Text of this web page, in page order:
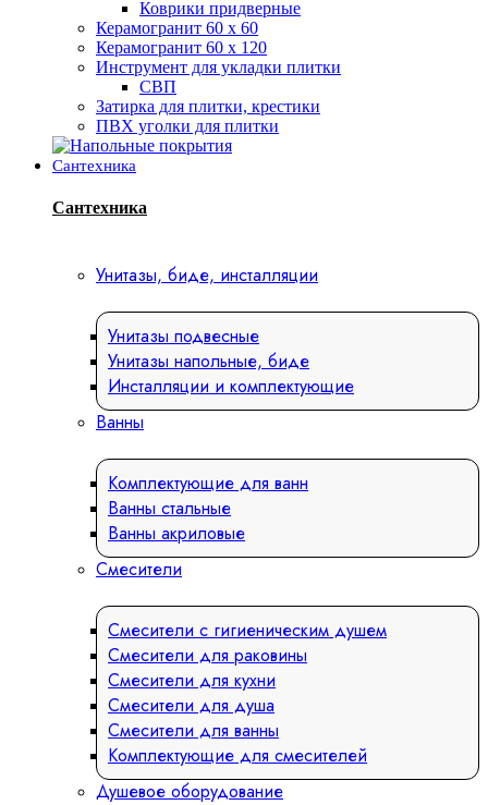
Коврики придверные
Керамогранит 60 х 60
Керамогранит 60 х 120
Инструмент для укладки плитки
СВП
Затирка для плитки, крестики
ПВХ уголки для плитки
Сантехника
Сантехника
Унитазы, биде, инсталляции
Унитазы подвесные
Унитазы напольные, биде
Инсталляции и комплектующие
Ванны
Комплектующие для ванн
Ванны стальные
Ванны акриловые
Смесители
Смесители с гигиеническим душем
Смесители для раковины
Смесители для кухни
Смесители для душа
Смесители для ванны
Комплектующие для смесителей
Душевое оборудование